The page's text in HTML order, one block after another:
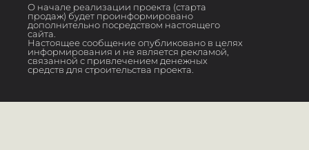
О начале реализации проекта (старта
продаж) будет проинформировано
дополнительно посредством настоящего
сайта.
Настоящее сообщение опубликовано в целях
информирования и не является рекламой,
связанной с привлечением денежных
средств для строительства проекта.